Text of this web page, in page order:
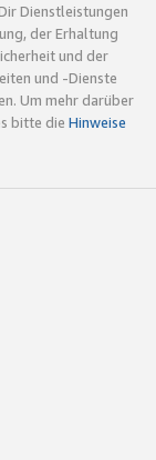
Dienstleistungen
der Erhaltung
und der
und -Dienste
Um mehr darüber
bitte die Hinweise